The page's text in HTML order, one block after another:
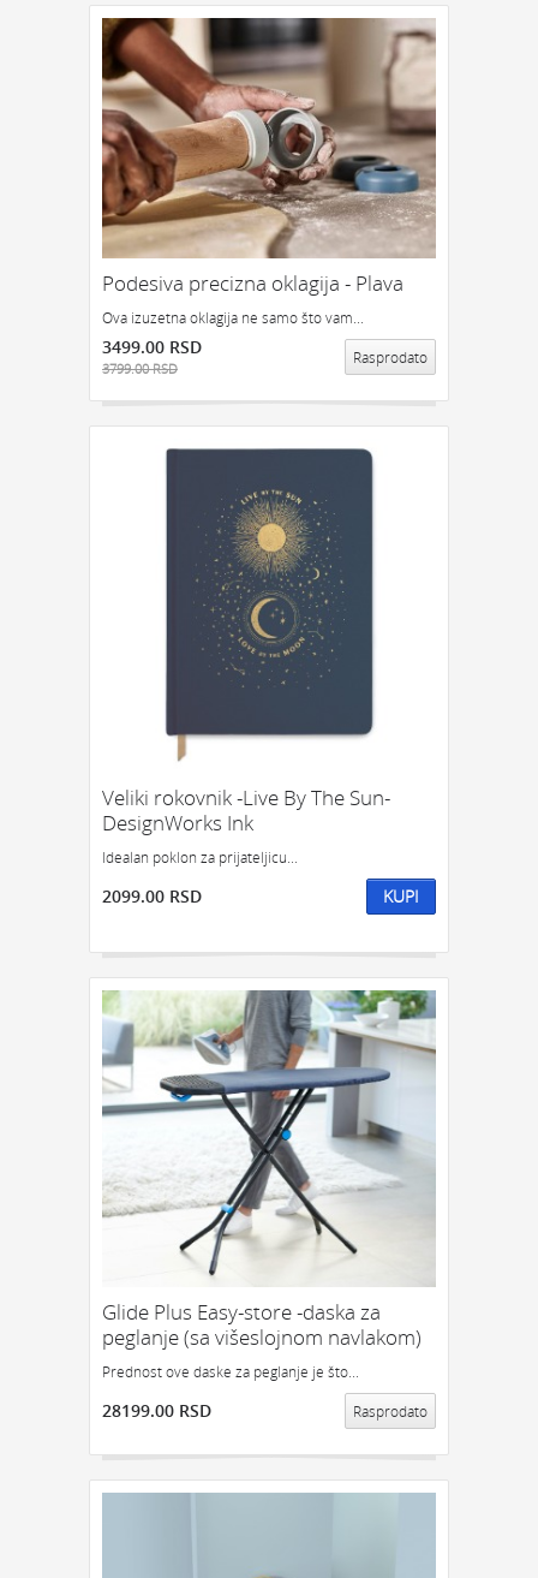
Podesiva precizna oklagija - Plava
Ova izuzetna oklagija ne samo što vam...
3499.00 RSD
3799.00 RSD
Rasprodato
Veliki rokovnik -Live By The Sun-
DesignWorks Ink
Idealan poklon za prijateljicu...
2099.00 RSD KUPI
Glide Plus Easy-store -daska za
peglanje (sa višeslojnom navlakom)
Prednost ove daske za peglanje je što...
28199.00 RSD Rasprodato